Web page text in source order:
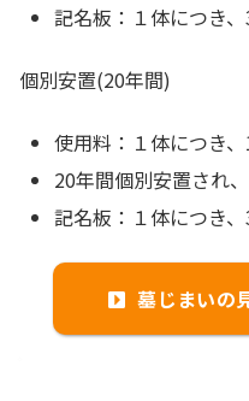
記名板：１体につき
個別安置(20年間)
使用料：１体につき
20年間個別安置され
記名板：１体につき
墓じまいの